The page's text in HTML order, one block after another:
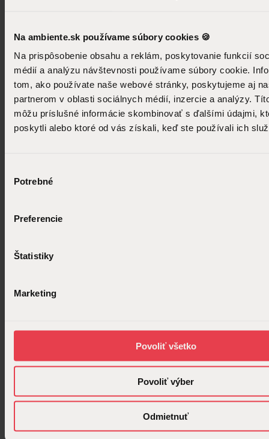
Na ambiente.sk používame súbory cookies 🍪
Na prispôsobenie obsahu a reklám, poskytovanie funkcií
médií a analýzu návštevnosti používame súbory cookie.
tom, ako používate naše webové stránky, poskytujeme aj
partnerom v oblasti sociálnych médií, inzercie a analýzy.
môžu príslušné informácie skombinovať s ďalšími údajmi,
poskytli alebo ktoré od vás získali, keď ste používali ich
súhlasu
Potrebné
Preferencie
Štatistiky
Marketing
Povoliť všetko
Povoliť výber
Odmietnuť
Ako umiestniť koberec v obývačke: Pravidlá interiérového
Produkty od našich partnerov, exkluzívne od Ambiente (na
Nábytok
Textílie
Nábytok